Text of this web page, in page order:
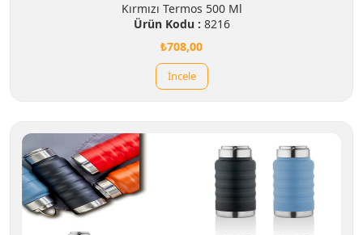
Kırmızı Termos 500 Ml
Ürün Kodu : 8216
₺708,00
İncele